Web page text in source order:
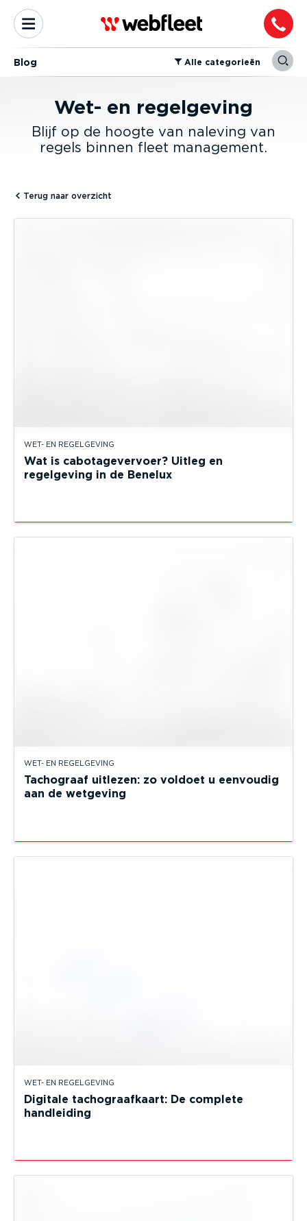
Blog ⁠Alle categorieën
Wet- en regelgeving
Blijf op de hoogte van naleving van
regels binnen fleet management.
Terug naar overzicht
WET- EN REGELGEVING
Wat is cabotagevervoer? Uitleg en
regelgeving in de Benelux
WET- EN REGELGEVING
Tachograaf uitlezen: zo voldoet u eenvoudig
aan de wetgeving
WET- EN REGELGEVING
Digitale tachograafkaart: De complete
handleiding